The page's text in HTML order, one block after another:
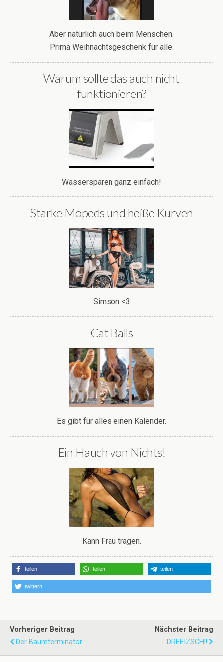
Aber natürlich auch beim Menschen.
Prima Weihnachtsgeschenk für alle.
Warum sollte das auch nicht
funktionieren?
Wassersparen ganz einfach!
Starke Mopeds und heiße Kurven
Simson <3
Cat Balls
Es gibt für alles einen Kalender.
Ein Hauch von Nichts!
Kann Frau tragen.
teilen teilen teilen
twittern
Vorheriger Beitrag
Der Baumterminator
Nächster Beitrag
DREEIZSCH!!